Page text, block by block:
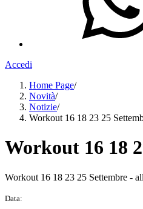
Accedi
Home Page/
Novità/
Notizie/
Workout 16 18 23 25
Workout 16 18
Workout 16 18 23 25 Settembre -
Data: